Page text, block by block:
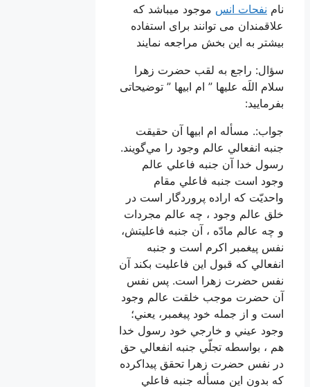
نامنفحات انس موجود میباشد که
علاقمندان می توانند برای استفاده
بیشتر به این بخش مراجعه نمایند
سؤال: راجع به لقب حضرت زهرا
سلام اللَه علیها ” ام ابيها ” توضيحاتی
بفرمایید:
جواب:. مسأله ام ابيها آن حقيقت
جنبه انفعالي عالم وجود را مي‌گويند.
رسول خدا آن جنبه فاعلي عالم
وجود است جنبه فاعلي مقام
واحديّت كه اراده پروردگار است در
خلق عالم وجود ، چه عالم مجردات
و چه عالم مادّه ، آن جنبه فاعليتش،
نفس پيغمبر اكرم است و جنبه
انفعالي كه قبول اين فاعليت بكند آن
نفس حضرت زهرا است. پس نفس
آن حضرت موجب خلقت عالم وجود
است و از جمله خود پيغمبر، يعني؛
وجود عيني و خارجي خود رسول خدا
هم ، بواسطه تجلّي جنبه انفعالي حق
در نفس حضرت زهرا تحقق پيداكرده
كه بدون اين مسأله جنبه فاعلي